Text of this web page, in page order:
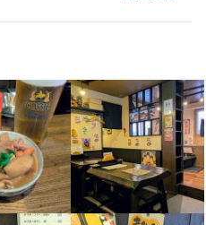
に取り揃えています。「新子焼
で、大変な人気を誇ります。
ご利用まで、「いつ来ても楽し
ないをつくってくれる！
ストレス！
れも諦めなくてOK
「やってみたい」という気持ち
意欲をお待ちしています。
ト